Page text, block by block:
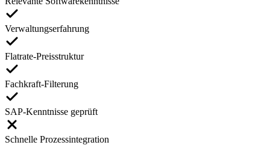
Verwaltungserfahrung
Flatrate-Preisstruktur
Fachkraft-Filterung
SAP-Kenntnisse geprüft
Schnelle Prozessintegration